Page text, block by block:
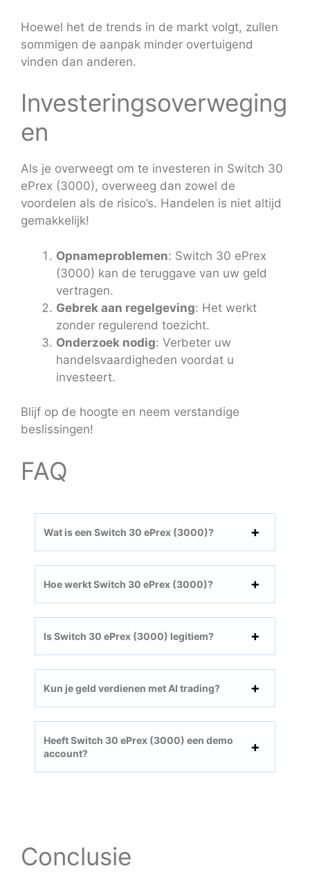
Hoewel het de trends in de markt volgt, zullen
sommigen de aanpak minder overtuigend
vinden dan anderen.
Investeringsoverweging
en
Als je overweegt om te investeren in Switch 30
ePrex (3000), overweeg dan zowel de
voordelen als de risico’s. Handelen is niet altijd
gemakkelijk!
Opnameproblemen: Switch 30 ePrex
(3000) kan de teruggave van uw geld
vertragen.
Gebrek aan regelgeving: Het werkt
zonder regulerend toezicht.
Onderzoek nodig: Verbeter uw
handelsvaardigheden voordat u
investeert.
Blijf op de hoogte en neem verstandige
beslissingen!
FAQ
Wat is een Switch 30 ePrex (3000)?
Hoe werkt Switch 30 ePrex (3000)?
Is Switch 30 ePrex (3000) legitiem?
Kun je geld verdienen met AI trading?
Heeft Switch 30 ePrex (3000) een demo
account?
Conclusie